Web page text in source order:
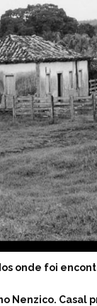
onde foi
Nenzico.